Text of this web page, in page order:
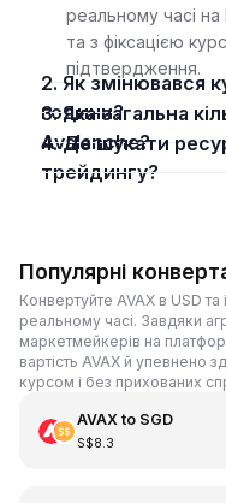
реальному часі на
та з фіксацією
підтвердження.
2. Як змінювався курс AVAX до IDR за 24
години?
3. Яка загальна кількість доступних
Avalanche?
4. Де шукати ресурси для навчання
трейдингу?
Популярні
Конвертуйте AVAX в USD та
реальному часі. Завдяки
маркетмейкерів на
вартість AVAX й упевнено
курсом і без прихованих
AVAXto SGD
S$8.3